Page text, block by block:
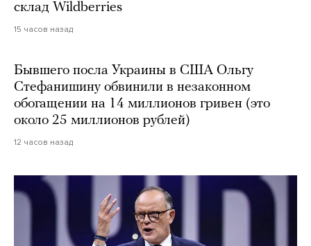
склад Wildberries
15 часов назад
Бывшего посла Украины в США Ольгу
Стефанишину обвинили в незаконном
обогащении на 14 миллионов гривен (это
около 25 миллионов рублей)
12 часов назад